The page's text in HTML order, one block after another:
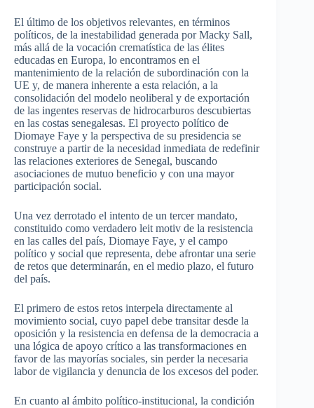
El último de los objetivos relevantes, en términos
políticos, de la inestabilidad generada por Macky Sall,
más allá de la vocación crematística de las élites
educadas en Europa, lo encontramos en el
mantenimiento de la relación de subordinación con la
UE y, de manera inherente a esta relación, a la
consolidación del modelo neoliberal y de exportación
de las ingentes reservas de hidrocarburos descubiertas
en las costas senegalesas. El proyecto político de
Diomaye Faye y la perspectiva de su presidencia se
construye a partir de la necesidad inmediata de redefinir
las relaciones exteriores de Senegal, buscando
asociaciones de mutuo beneficio y con una mayor
participación social.
Una vez derrotado el intento de un tercer mandato,
constituido como verdadero leit motiv de la resistencia
en las calles del país, Diomaye Faye, y el campo
político y social que representa, debe afrontar una serie
de retos que determinarán, en el medio plazo, el futuro
del país.
El primero de estos retos interpela directamente al
movimiento social, cuyo papel debe transitar desde la
oposición y la resistencia en defensa de la democracia a
una lógica de apoyo crítico a las transformaciones en
favor de las mayorías sociales, sin perder la necesaria
labor de vigilancia y denuncia de los excesos del poder.
En cuanto al ámbito político-institucional, la condición